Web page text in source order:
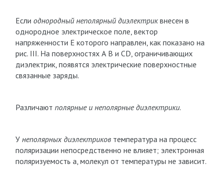
Если однородный неполярный диэлектриквнесен в
однородное электрическое поле, вектор
напряженности Е которого направлен, как показано на
рис. III. На поверхностях А В и CD, ограничивающих
диэлектрик, появятся электрические поверхностные
связанные заряды.
Различают полярные и неполярные диэлектрики.
Унеполярных диэлектриковтемпература на процесс
поляризации непосредственно не влияет; электронная
поляризуемость а, молекул от температуры не зависит.